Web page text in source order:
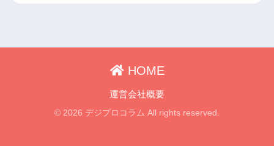
HOME
運営会社概要
© 2026 デジプロコラム All rights reserved.